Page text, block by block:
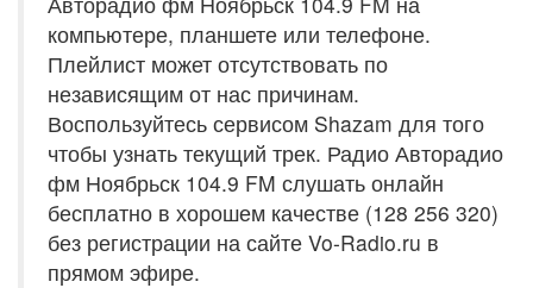
компьютере, планшете или телефоне.
Плейлист может отсутствовать по
независящим от нас причинам.
Воспользуйтесь сервисом Shazam для того
чтобы узнать текущий трек. Радио Авторадио
фм Ноябрьск 104.9 FM слушать онлайн
бесплатно в хорошем качестве (128 256 320)
без регистрации на сайте Vo-Radio.ru в
прямом эфире.